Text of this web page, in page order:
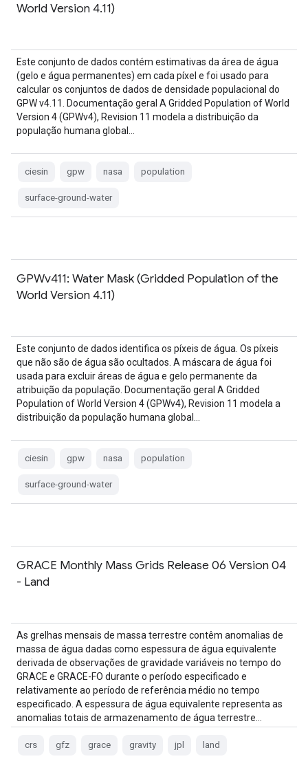
World Version 4.11)
Este conjunto de dados contém estimativas da área de água
(gelo e água permanentes) em cada píxel e foi usado para
calcular os conjuntos de dados de densidade populacional do
GPW v4.11. Documentação geral A Gridded Population of World
Version 4 (GPWv4), Revision 11 modela a distribuição da
população humana global…
ciesin gpw nasa population
surface-ground-water
GPWv411: Water Mask (Gridded Population of the
World Version 4.11)
Este conjunto de dados identifica os píxeis de água. Os píxeis
que não são de água são ocultados. A máscara de água foi
usada para excluir áreas de água e gelo permanente da
atribuição da população. Documentação geral A Gridded
Population of World Version 4 (GPWv4), Revision 11 modela a
distribuição da população humana global…
ciesin gpw nasa population
surface-ground-water
GRACE Monthly Mass Grids Release 06 Version 04
- Land
As grelhas mensais de massa terrestre contêm anomalias de
massa de água dadas como espessura de água equivalente
derivada de observações de gravidade variáveis no tempo do
GRACE e GRACE-FO durante o período especificado e
relativamente ao período de referência médio no tempo
especificado. A espessura de água equivalente representa as
anomalias totais de armazenamento de água terrestre…
crs gfz grace gravity jpl land